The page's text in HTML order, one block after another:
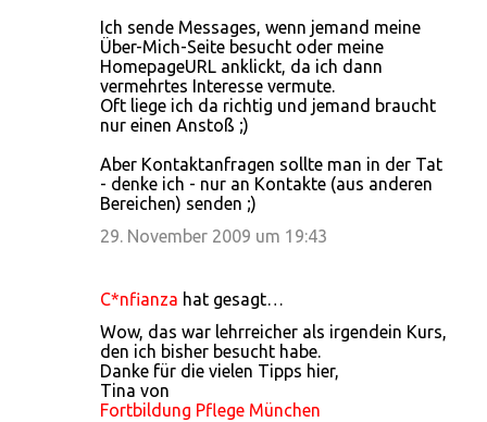
Ich sende Messages, wenn jemand meine
Über-Mich-Seite besucht oder meine
HomepageURL anklickt, da ich dann
vermehrtes Interesse vermute.
Oft liege ich da richtig und jemand braucht
nur einen Anstoß ;)
Aber Kontaktanfragen sollte man in der Tat
- denke ich - nur an Kontakte (aus anderen
Bereichen) senden ;)
29. November 2009 um 19:43
C*nfianza hat gesagt…
Wow, das war lehrreicher als irgendein Kurs,
den ich bisher besucht habe.
Danke für die vielen Tipps hier,
Tina von
Fortbildung Pflege München